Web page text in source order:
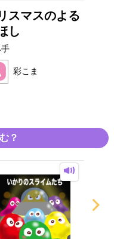
スマスのよる
し
彩こま
？